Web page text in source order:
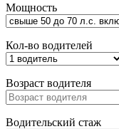
Мощность
Кол-во водителей
Возраст водителя
Водительский стаж